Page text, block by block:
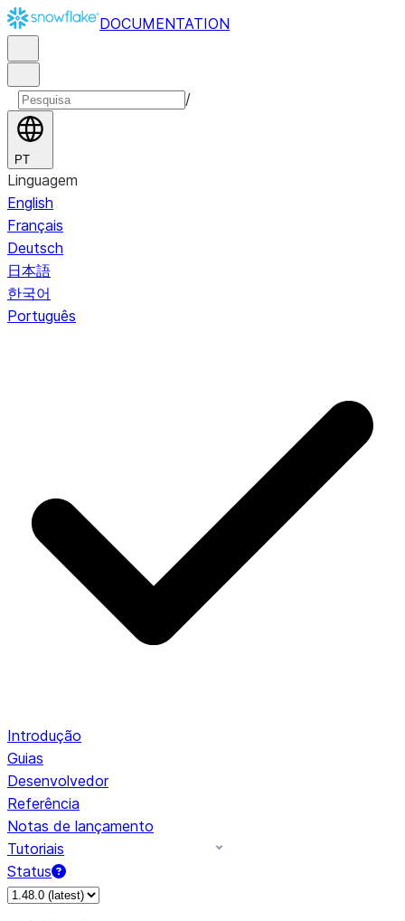
DOCUMENTATION
/
PT
Linguagem
English
Français
Deutsch
日本語
한국어
Português
Introdução
Guias
Desenvolvedor
Referência
Notas de lançamento
Tutoriais
Status